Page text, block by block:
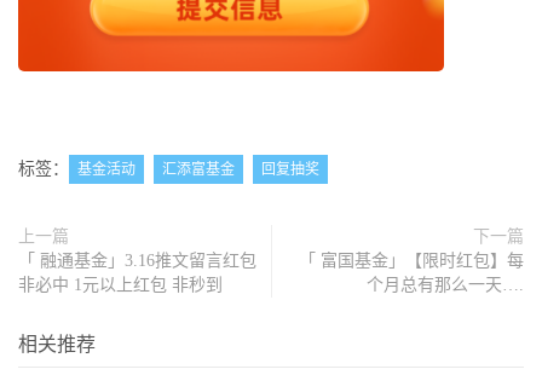
标签： 基金活动 汇添富基金 回复抽奖
上一篇
「 融通基金」3.16推文留言红包
非必中 1元以上红包 非秒到
下一篇
「 富国基金」【限时红包】每
个月总有那么一天….
相关推荐